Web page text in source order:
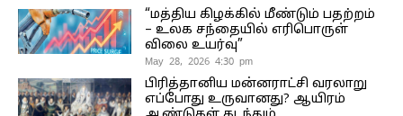
“மத்திய கிழக்கில் மீண்டும் பதற்றம்
– உலக சந்தையில் எரிபொருள்
விலை உயர்வு”
May 28, 2026 4:30 pm
பிரித்தானிய மன்னராட்சி வரலாறு
எப்போது உருவானது? ஆயிரம்